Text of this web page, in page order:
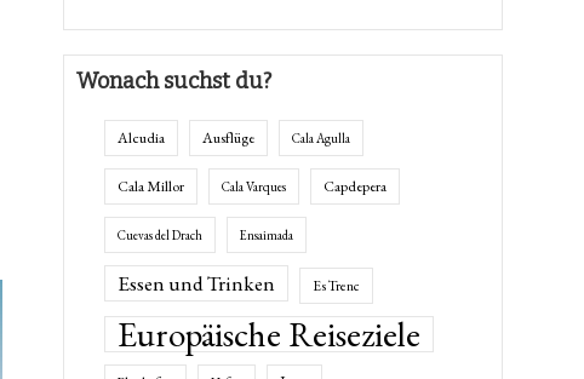
Wonach suchst du?
Alcudia Ausflüge Cala Agulla
Cala Millor Cala Varques Capdepera
Cuevas del Drach Ensaimada
Essen und Trinken Es Trenc
Europäische Reiseziele